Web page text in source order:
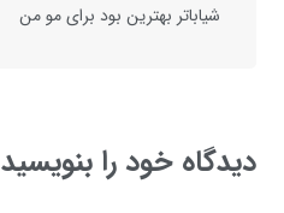
شیاباتر بهترین بود برای مو من
دیدگاه خود را بنویسید